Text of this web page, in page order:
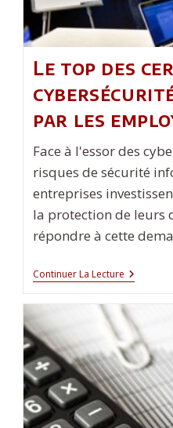
Le top des
par les
Face à l'essor des
risques de sécurité
entreprises
la protection de leurs
répondre à cette
Continuer La Lecture Le
Top
En
Par
Les